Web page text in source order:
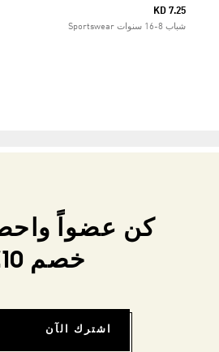
KD 7.25
شباب 8-16 سنوات Sportswear
كن عضواً
خصم 10٪
اشترك الآن